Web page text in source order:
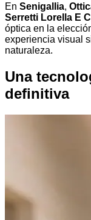
En Senigallia,
Serretti Lorella E
óptica en la
experiencia visual
naturaleza.
Una
definitiva